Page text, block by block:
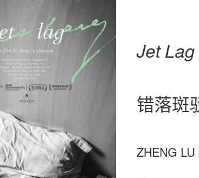
Jet Lag
错落斑
ZHENG LU